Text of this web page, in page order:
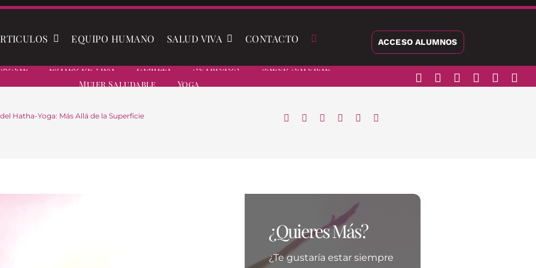
EQUIPO HUMANO SALUD VIVA CONTACTO ACCESO ALUMNOS
Estilo De Vida Familia Nutrición
Salud Natural
Mujer Saludable
Yoga
Hatha-Yoga: Más Allá de la Superficie
¿Quieres Más?
¿Te gustaría estar siempre